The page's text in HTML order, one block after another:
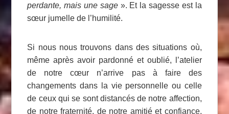
perdante, mais une sage». Et la sagesse est la
sœur jumelle de l’humilité.
Si nous nous trouvons dans des situations où,
même après avoir pardonné et oublié, l’atelier
de notre cœur n’arrive pas à faire des
changements dans la vie personnelle ou celle
de ceux qui se sont distancés de notre affection,
de notre fraternité, de notre amitié et confiance,